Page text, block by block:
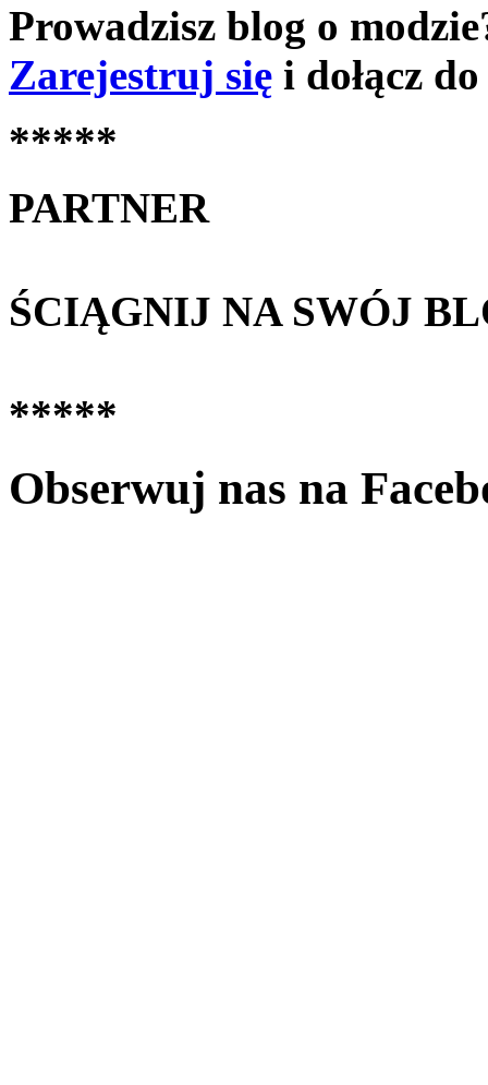
Prowadzisz blog o
Zarejestruj się i dołącz
*****
PARTNER
ŚCIĄGNIJ NA SWÓJ
*****
Obserwuj nas na